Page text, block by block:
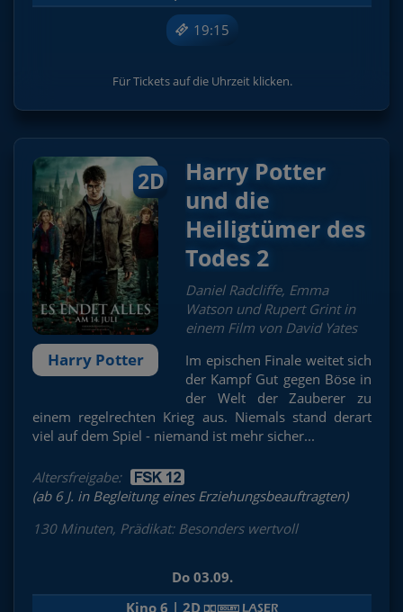
19:15
Für Tickets auf die Uhrzeit klicken.
2D
Harry Potter
Harry Potter
und die
Heiligtümer des
Todes 2
Daniel Radcliffe, Emma
Watson und Rupert Grint in
einem Film von David Yates
Im epischen Finale weitet sich
der Kampf Gut gegen Böse in
der Welt der Zauberer zu
einem regelrechten Krieg aus. Niemals stand derart
viel auf dem Spiel - niemand ist mehr sicher...
Altersfreigabe:
(ab 6 J. in Begleitung eines Erziehungsbeauftragten)
130 Minuten, Prädikat: Besonders wertvoll
Do 03.09.
Kino 6 | 2D